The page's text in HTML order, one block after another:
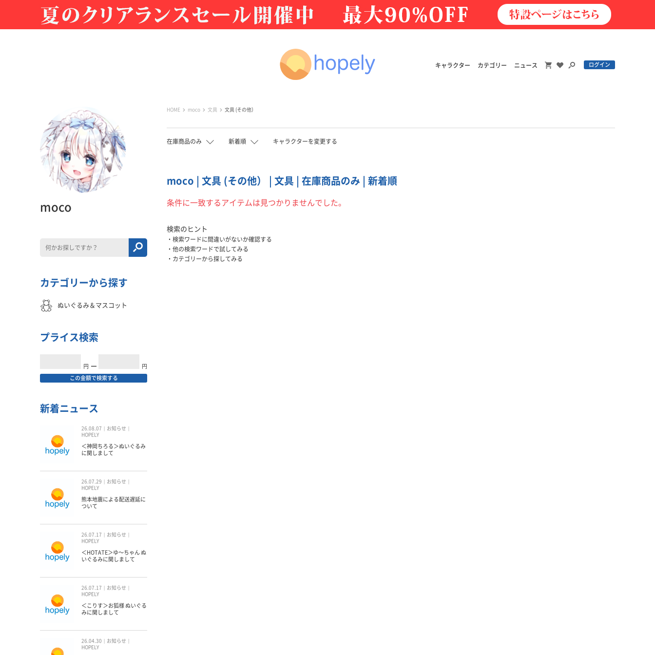
キャラクター カテゴリー ニュース ログイン
HOME moco 文具 文具 (その他）
在庫商品のみ 新着順 キャラクターを変更する
moco | 文具 (その他） | 文具 | 在庫商品のみ | 新着順
条件に一致するアイテムは見つかりませんでした。
検索のヒント
検索ワードに間違いがないか確認する
他の検索ワードで試してみる
カテゴリーから探してみる
moco
カテゴリーから探す
ぬいぐるみ＆マスコット
プライス検索
円 ━ 円
この金額で検索する
新着ニュース
26.08.07
お知らせ
HOPELY
＜神岡ちろる＞ぬいぐるみ
に関しまして
26.07.29
お知らせ
HOPELY
熊本地震による配送遅延に
ついて
26.07.17
お知らせ
HOPELY
＜HOTATE＞ゆ〜ちゃん ぬ
いぐるみに関しまして
26.07.17
お知らせ
HOPELY
＜こりす＞お狐様 ぬいぐる
みに関しまして
26.04.30
お知らせ
HOPELY